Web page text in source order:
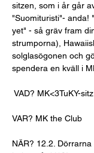
sitzen, som i år går
"Suomituristi"- anda!
yet" - så gräv fram
strumporna),
solglasögonen och
spendera en kväll i
VAD? MK<3TuKY-sitz
VAR? MK the Club
NÄR? 12.2.